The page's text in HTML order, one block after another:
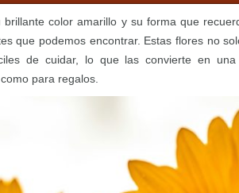
brillante color amarillo y su forma que
que podemos encontrar. Estas flores no
de cuidar, lo que las convierte en
para regalos.